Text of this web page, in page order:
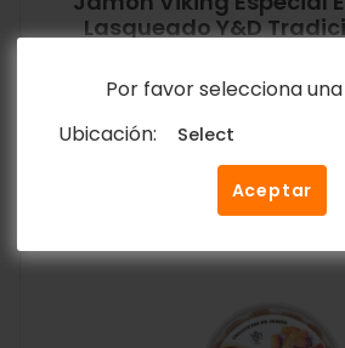
Por favor selecciona
Ubicación:
Aceptar
Lasqueado Y&D
Añadir al carrito